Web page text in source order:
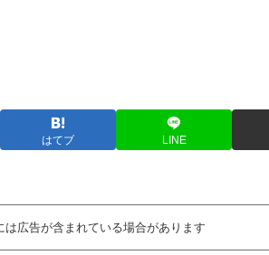
はてブ LINE
は広告が含まれている場合があります